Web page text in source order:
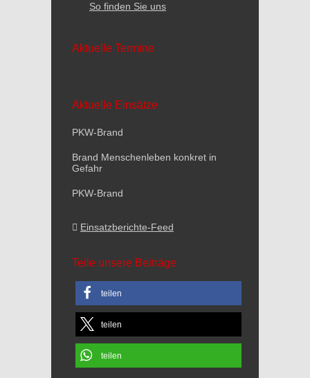
So finden Sie uns
Aktuelle Termine
Aktuelle Einsätze
PKW-Brand
Brand Menschenleben konkret in
Gefahr
PKW-Brand
Einsatzberichte-Feed
Teile unsere Beiträge
teilen
teilen
teilen